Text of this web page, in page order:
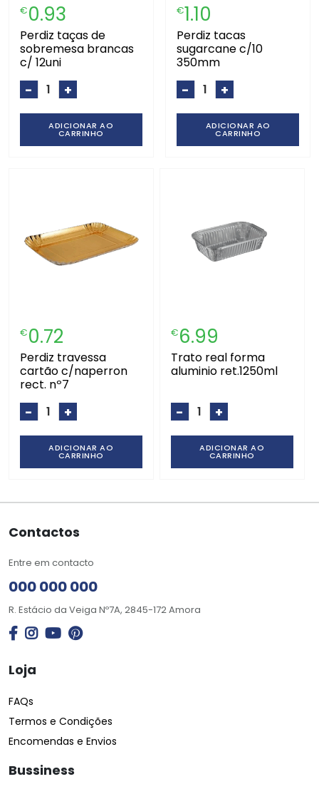
€0.93
perdiz taças de
sobremesa brancas
c/ 12uni
- +
ADICIONAR AO
CARRINHO
€1.10
perdiz tacas
sugarcane c/10
350mm
- +
ADICIONAR AO
CARRINHO
€0.72
perdiz travessa
cartão c/naperron
rect. nº7
- +
ADICIONAR AO
CARRINHO
€6.99
trato real forma
aluminio ret.1250ml
- +
ADICIONAR AO
CARRINHO
Contactos
Entre em contacto
000 000 000
R. Estácio da Veiga Nº7A, 2845-172 Amora
Loja
FAQs
Termos e Condições
Encomendas e Envios
Bussiness